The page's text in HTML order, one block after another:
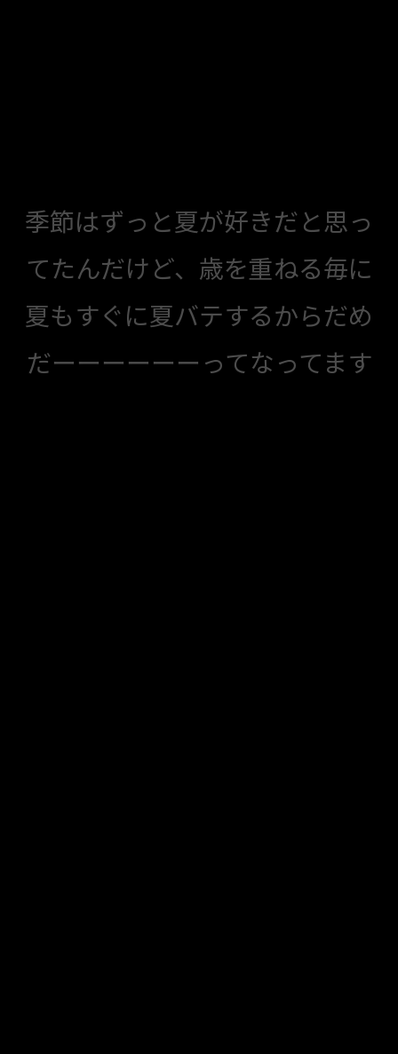
季節はずっと夏が好きだと思っ
てたんだけど、歳を重ねる毎に
夏もすぐに夏バテするからだめ
だーーーーーーってなってます